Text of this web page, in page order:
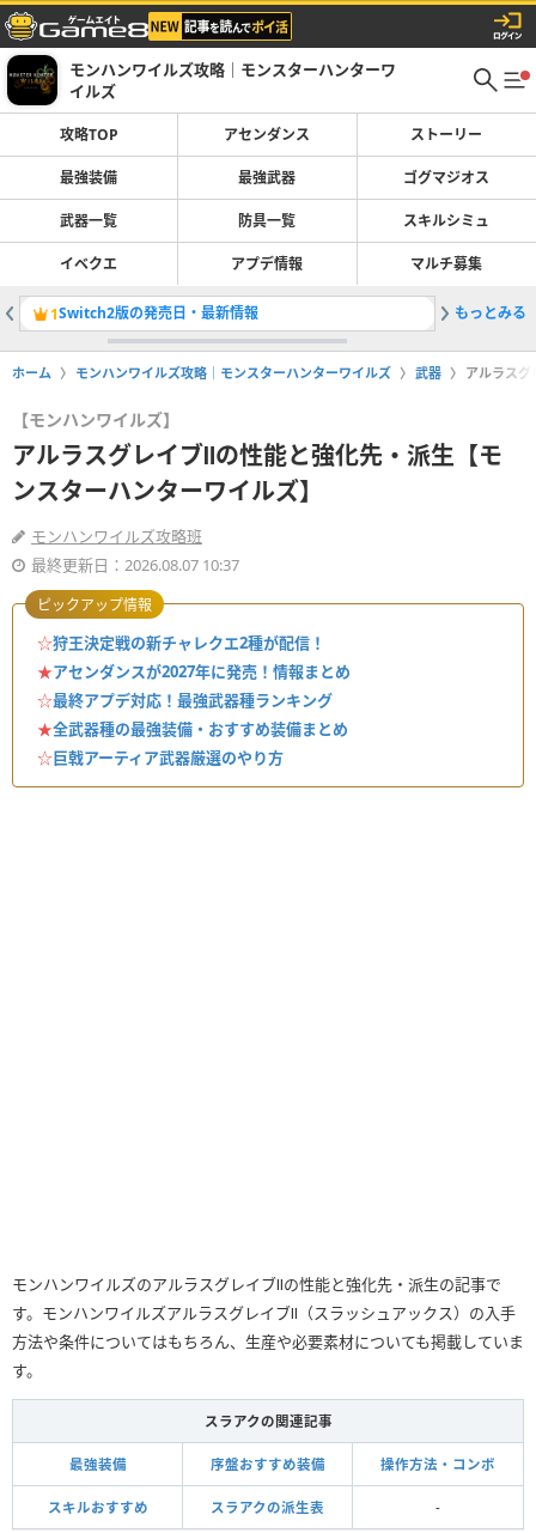
モンハンワイルズ攻略｜モンスターハンターワ
イルズ
攻略TOP アセンダンス ストーリー
最強装備 最強武器 ゴグマジオス
武器一覧 防具一覧 スキルシミュ
イベクエ アプデ情報 マルチ募集
1Switch2版の発売日・最新情報 2最強装
もっとみる
ホーム モンハンワイルズ攻略｜モンスターハンターワイルズ 武器 アルラス
【モンハンワイルズ】
アルラスグレイブⅡの性能と強化先・派生【モ
ンスターハンターワイルズ】
モンハンワイルズ攻略班
最終更新日：2026.08.07 10:37
☆狩王決定戦の新チャレクエ2種が配信！
★アセンダンスが2027年に発売！情報まとめ
☆最終アプデ対応！最強武器種ランキング
★全武器種の最強装備・おすすめ装備まとめ
☆巨戟アーティア武器厳選のやり方
ピックアップ情報
モンハンワイルズのアルラスグレイブⅡの性能と強化先・派生の記事で
す。モンハンワイルズアルラスグレイブⅡ（スラッシュアックス）の入手
方法や条件についてはもちろん、生産や必要素材についても掲載していま
す。
スラアクの関連記事
最強装備 序盤おすすめ装備 操作方法・コンボ
スキルおすすめ スラアクの派生表 -